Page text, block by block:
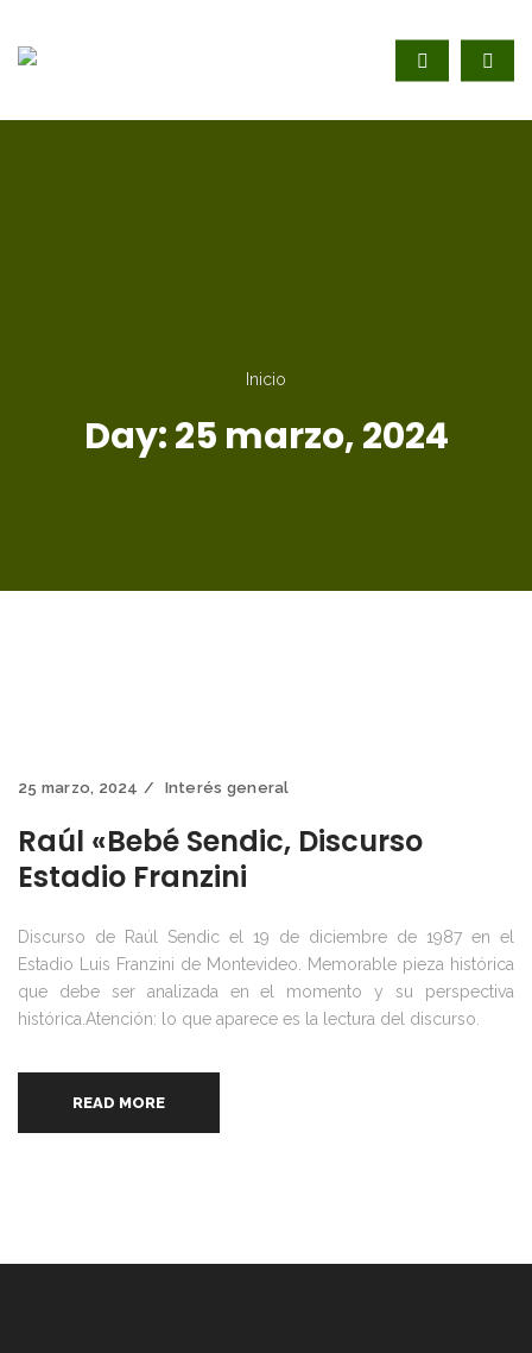
Inicio
Day:25 marzo, 2024
25 marzo, 2024 Interés general
Raúl «Bebé Sendic, Discurso
Estadio Franzini
Discurso de Raúl Sendic el 19 de diciembre de 1987 en el
Estadio Luis Franzini de Montevideo. Memorable pieza histórica
que debe ser analizada en el momento y su perspectiva
histórica.Atención: lo que aparece es la lectura del discurso.
READ MORE